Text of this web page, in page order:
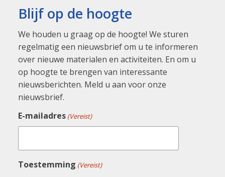
Blijf op de hoogte
We houden u graag op de hoogte! We sturen
regelmatig een nieuwsbrief om u te informeren
over nieuwe materialen en activiteiten. En om u
op hoogte te brengen van interessante
nieuwsberichten. Meld u aan voor onze
nieuwsbrief.
E-mailadres (Vereist)
Toestemming (Vereist)